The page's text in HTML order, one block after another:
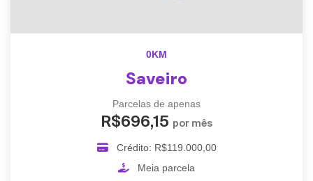
0KM
Saveiro
Parcelas de apenas
R$696,15 por mês
Crédito: R$119.000,00
Meia parcela